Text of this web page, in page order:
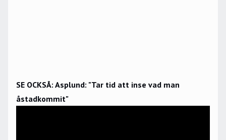
SE OCKSÅ: Asplund: "Tar tid att inse vad man
åstadkommit"